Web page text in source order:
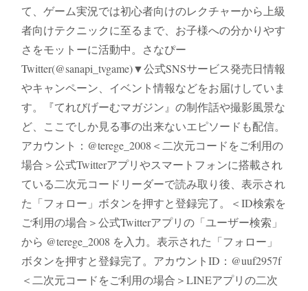
て、ゲーム実況では初心者向けのレクチャーから上級
者向けテクニックに至るまで、お子様への分かりやす
さをモットーに活動中。さなぴー
Twitter(@sanapi_tvgame)▼公式SNSサービス発売日情報
やキャンペーン、イベント情報などをお届けしていま
す。『てれびげーむマガジン』の制作話や撮影風景な
ど、ここでしか見る事の出来ないエピソードも配信。
アカウント：@terege_2008＜二次元コードをご利用の
場合＞公式Twitterアプリやスマートフォンに搭載され
ている二次元コードリーダーで読み取り後、表示され
た「フォロー」ボタンを押すと登録完了。＜ID検索を
ご利用の場合＞公式Twitterアプリの「ユーザー検索」
から @terege_2008 を入力。表示された「フォロー」
ボタンを押すと登録完了。アカウントID：@uuf2957f
＜二次元コードをご利用の場合＞LINEアプリの二次